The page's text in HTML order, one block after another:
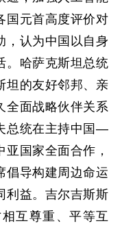
国元首高度评价对
，认为中国以自身
。哈萨克斯坦总统
坦的友好邻邦、亲
全面战略伙伴关系
总统在主持中国—
国家全面合作，
倡导构建周边命运
利益。吉尔吉斯斯
互尊重、平等互